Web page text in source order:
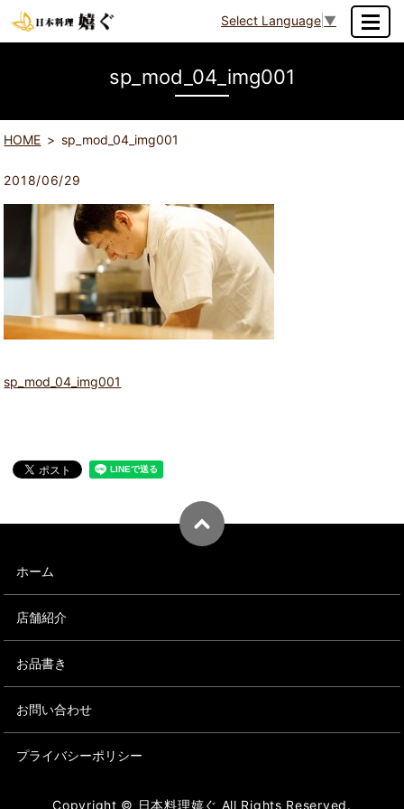
Select Language ▼
sp_mod_04_img001
HOME sp_mod_04_img001
2018/06/29
sp_mod_04_img001
ホーム
店舗紹介
お品書き
お問い合わせ
プライバシーポリシー
Copyright © 日本料理嬉ぐ All Rights Reserved.